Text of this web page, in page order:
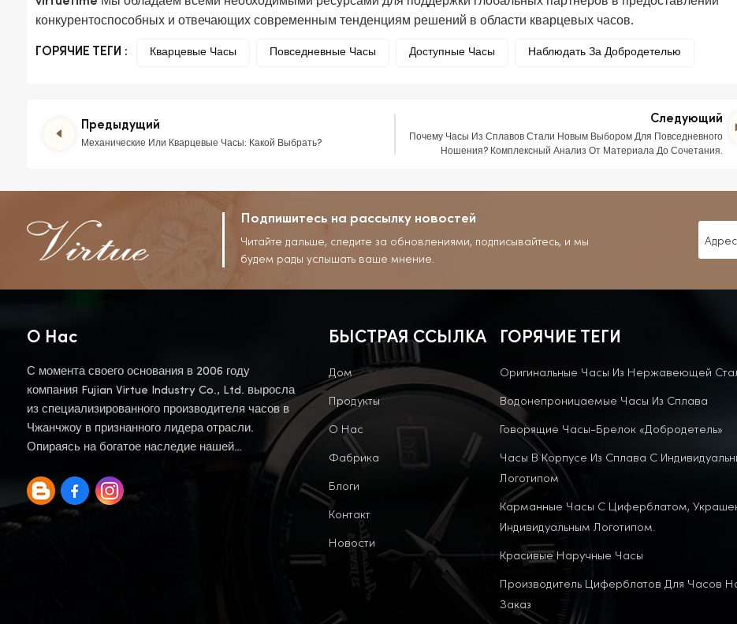
конкурентоспособных и отвечающих современным тенденциям решений в области кварцевых часов.
ГОРЯЧИЕ ТЕГИ : Кварцевые Часы Повседневные Часы Доступные Часы Наблюдать За Добродетелью
Предыдущий
Механические Или Кварцевые Часы: Какой Выбрать?
Следующий
Почему Часы Из Сплавов Стали Новым Выбором Для Повседневного
Ношения? Комплексный Анализ От Материала До Сочетания.
Подпишитесь на рассылку новостей
Читайте дальше, следите за обновлениями, подписывайтесь, и мы
будем рады услышать ваше мнение.
О Нас
С момента своего основания в 2006 году
компания Fujian Virtue Industry Co., Ltd. выросла
из специализированного производителя часов в
Чжанчжоу в признанного лидера отрасли.
Опираясь на богатое наследие нашей
традицию.
БЫСТРАЯ ССЫЛКА
Дом
Продукты
О Нас
Фабрика
Блоги
Контакт
Новости
ГОРЯЧИЕ ТЕГИ
Оригинальные Часы Из Нержавеющей
Водонепроницаемые Часы Из Сплава
Говорящие Часы-Брелок «Добродетель»
Часы В Корпусе Из Сплава С
Логотипом
Карманные Часы С Циферблатом,
Индивидуальным Логотипом.
Красивые Наручные Часы
Производитель Циферблатов Для Часов
Заказ